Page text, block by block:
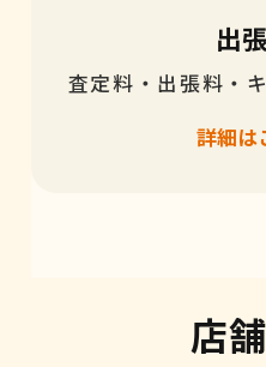
出
査定料・出張料・
詳細は
店